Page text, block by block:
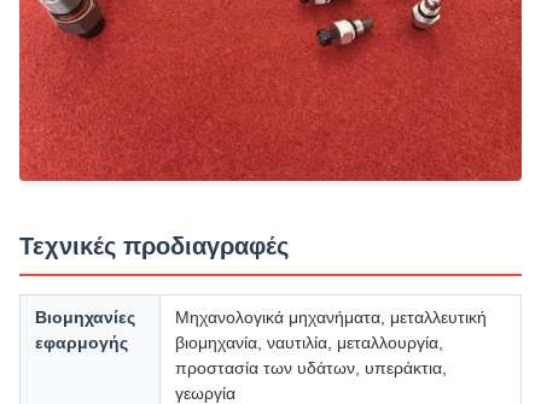
Τεχνικές προδιαγραφές
Βιομηχανίες
εφαρμογής
Μηχανολογικά μηχανήματα, μεταλλευτική
βιομηχανία, ναυτιλία, μεταλλουργία,
προστασία των υδάτων, υπεράκτια,
γεωργία